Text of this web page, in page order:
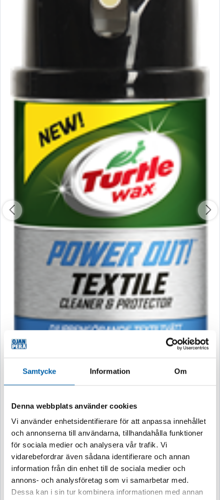
Samtycke Information Om
Denna webbplats använder cookies
Vi använder enhetsidentifierare för att anpassa innehållet
och annonserna till användarna, tillhandahålla funktioner
för sociala medier och analysera vår trafik. Vi
vidarebefordrar även sådana identifierare och annan
information från din enhet till de sociala medier och
annons- och analysföretag som vi samarbetar med.
Dessa kan i sin tur kombinera informationen med annan